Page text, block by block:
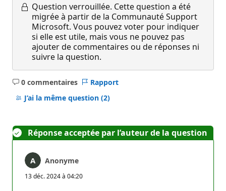
Question verrouillée. Cette question a été
migrée à partir de la Communauté Support
Microsoft. Vous pouvez voter pour indiquer
si elle est utile, mais vous ne pouvez pas
ajouter de commentaires ou de réponses ni
suivre la question.
0 commentaires
Aucun
commentaire
Rapport
J’ai la même question (2)
Réponse acceptée par l’auteur de la question
Anonyme
13 déc. 2024 à 04:20